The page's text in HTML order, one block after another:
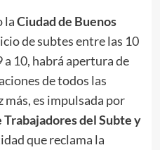
laCiudad de Buenos
de subtes entre las 10
a 10, habrá apertura de
de todos las
más, es impulsada por
del Subte y
que reclama la